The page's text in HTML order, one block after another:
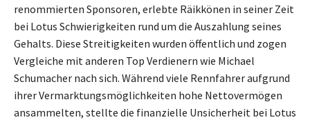
renommierten Sponsoren, erlebte Räikkönen in seiner Zeit
bei Lotus Schwierigkeiten rund um die Auszahlung seines
Gehalts. Diese Streitigkeiten wurden öffentlich und zogen
Vergleiche mit anderen Top Verdienern wie Michael
Schumacher nach sich. Während viele Rennfahrer aufgrund
ihrer Vermarktungsmöglichkeiten hohe Nettovermögen
ansammelten, stellte die finanzielle Unsicherheit bei Lotus